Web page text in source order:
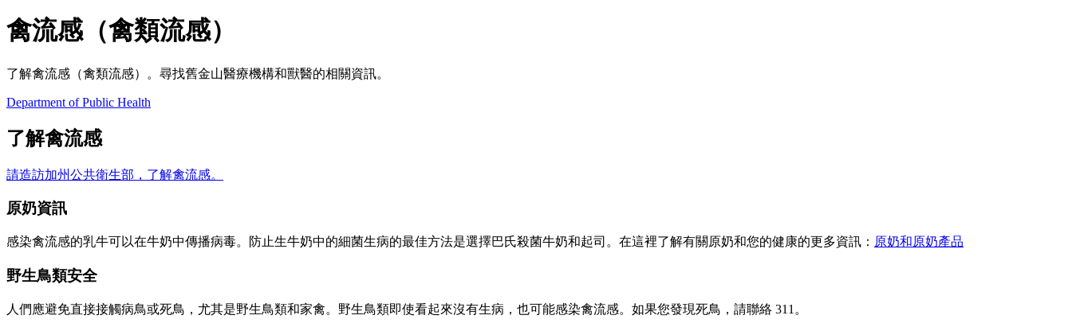
禽流感（禽類流感）
了解禽流感（禽類流感）。尋找舊金山醫療機構和獸醫的相關資訊。
Department of Public Health
了解禽流感
請造訪加州公共衛生部，了解禽流感。
原奶資訊
感染禽流感的乳牛可以在牛奶中傳播病毒。防止生牛奶中的細菌生病的最佳方法是選擇巴氏殺菌牛奶和起司。在這裡了解有關原奶和您的健康的更多資訊： 原奶和原奶產品
野生鳥類安全
人們應避免直接接觸病鳥或死鳥，尤其是野生鳥類和家禽。野生鳥類即使看起來沒有生病，也可能感染禽流感。如果您發現死鳥，請聯絡 311。